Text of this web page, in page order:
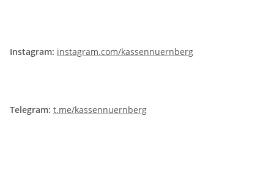
Instagram: instagram.com/kassennuernberg
Telegram: t.me/kassennuernberg